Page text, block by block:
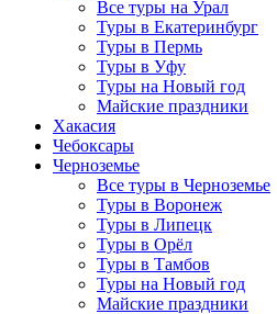
Все туры на Урал
Туры в Екатеринбург
Туры в Пермь
Туры в Уфу
Туры на Новый год
Майские праздники
Хакасия
Чебоксары
Черноземье
Все туры в Черноземье
Туры в Воронеж
Туры в Липецк
Туры в Орёл
Туры в Тамбов
Туры на Новый год
Майские праздники